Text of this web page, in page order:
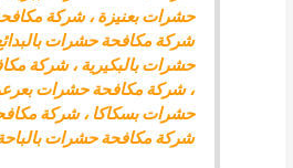
حشرات بعنيزة،شركة
شركة مكافحة حشرات
حشرات بالبكيرية،شركة
،شركة مكافحة حشرات
حشرات بسكاكا ،شركة
شركة مكافحة حشرات